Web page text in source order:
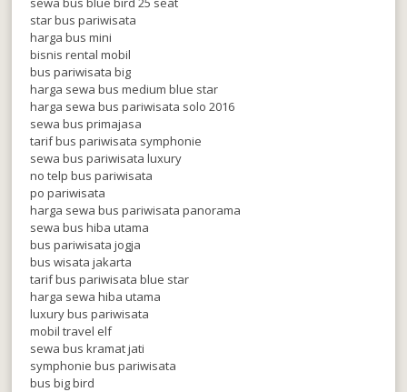
star bus pariwisata
harga bus mini
bisnis rental mobil
bus pariwisata big
harga sewa bus medium blue star
harga sewa bus pariwisata solo 2016
sewa bus primajasa
tarif bus pariwisata symphonie
sewa bus pariwisata luxury
no telp bus pariwisata
po pariwisata
harga sewa bus pariwisata panorama
sewa bus hiba utama
bus pariwisata jogja
bus wisata jakarta
tarif bus pariwisata blue star
harga sewa hiba utama
luxury bus pariwisata
mobil travel elf
sewa bus kramat jati
symphonie bus pariwisata
bus big bird